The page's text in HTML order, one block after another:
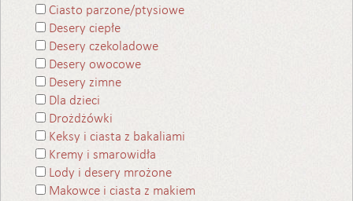
Ciasto parzone/ptysiowe
Desery ciepłe
Desery czekoladowe
Desery owocowe
Desery zimne
Dla dzieci
Drożdżówki
Keksy i ciasta z bakaliami
Kremy i smarowidła
Lody i desery mrożone
Makowce i ciasta z makiem